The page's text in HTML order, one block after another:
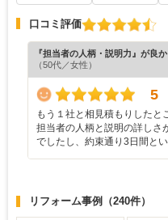
口コミ評価
『担当者の人柄・説明力』が良
（50代／女性）
5
もう１社と相見積もりしたと
担当者の人柄と説明の詳しさ
でしたし、約束通り3日間と
リフォーム事例 （240件）